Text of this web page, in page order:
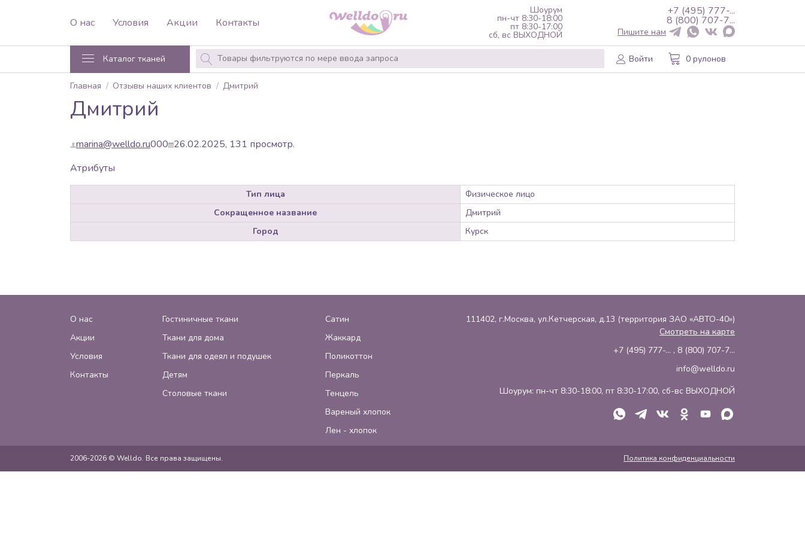
О нас Условия Акции Контакты
Шоурум
пн-чт 8:30-18:00
пт 8:30-17:00
сб, вс ВЫХОДНОЙ
+7 (495) 777-...
8 (800) 707-7...
Пишите нам
Каталог тканей Войти 0 рулонов
Главная Отзывы наших клиентов Дмитрий
Дмитрий
marina@welldo.ru000 26.02.2025, 131 просмотр.
Атрибуты
Тип лица
Физическое лицо
Сокращенное название
Дмитрий
Город
Курск
О нас
Акции
Условия
Контакты
Гостиничные ткани
Ткани для дома
Ткани для одеял и подушек
Детям
Столовые ткани
Сатин
Жаккард
Поликоттон
Перкаль
Тенцель
Вареный хлопок
Лен - хлопок
111402, г.Москва, ул.Кетчерская, д.13 (территория ЗАО «АВТО-40»)
Смотреть на карте
+7 (495) 777-... , 8 (800) 707-7...
info@welldo.ru
Шоурум: пн-чт 8:30-18:00, пт 8:30-17:00, сб-вс ВЫХОДНОЙ
2006-2026 © Welldo. Все права защищены. Политика конфиденциальности